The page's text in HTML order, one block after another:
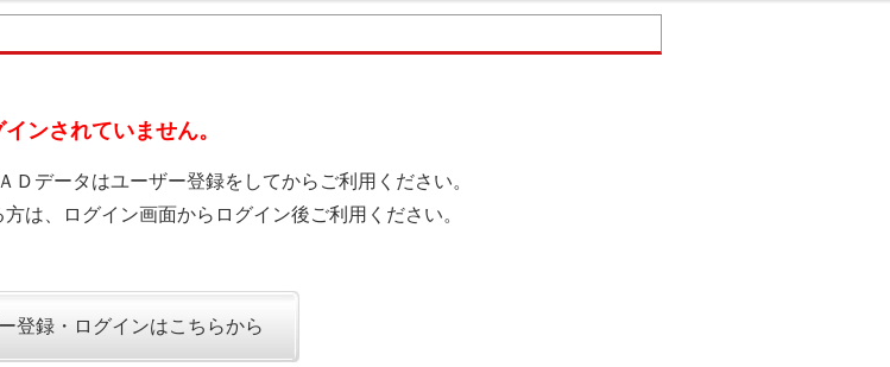
インされていません。
Ｄデータはユーザー登録をしてからご利用ください。
は、ログイン画面からログイン後ご利用ください。
登録・ログインはこちらから